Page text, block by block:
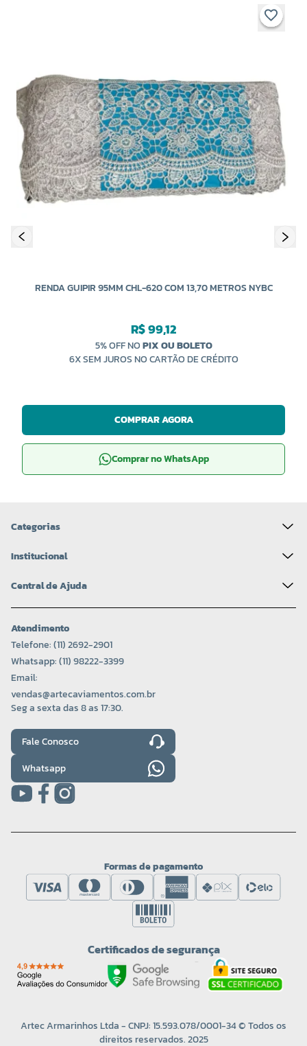
RENDA GUIPIR 95MM CHL-620 COM 13,70 METROS NYBC
R$ 99,12
5% OFF NOPIX OU BOLETO
6X SEM JUROS NO CARTÃO DE CRÉDITO
COMPRAR AGORA
Comprar no WhatsApp
Categorias
Institucional
Central de Ajuda
Atendimento
Telefone: (11) 2692-2901
Whatsapp: (11) 98222-3399
Email:
vendas@artecaviamentos.com.br
Seg a sexta das 8 as 17:30.
Fale Conosco
Whatsapp
Formas de pagamento
Certificados de segurança
Artec Armarinhos Ltda - CNPJ: 15.593.078/0001-34 © Todos os
direitos reservados. 2025